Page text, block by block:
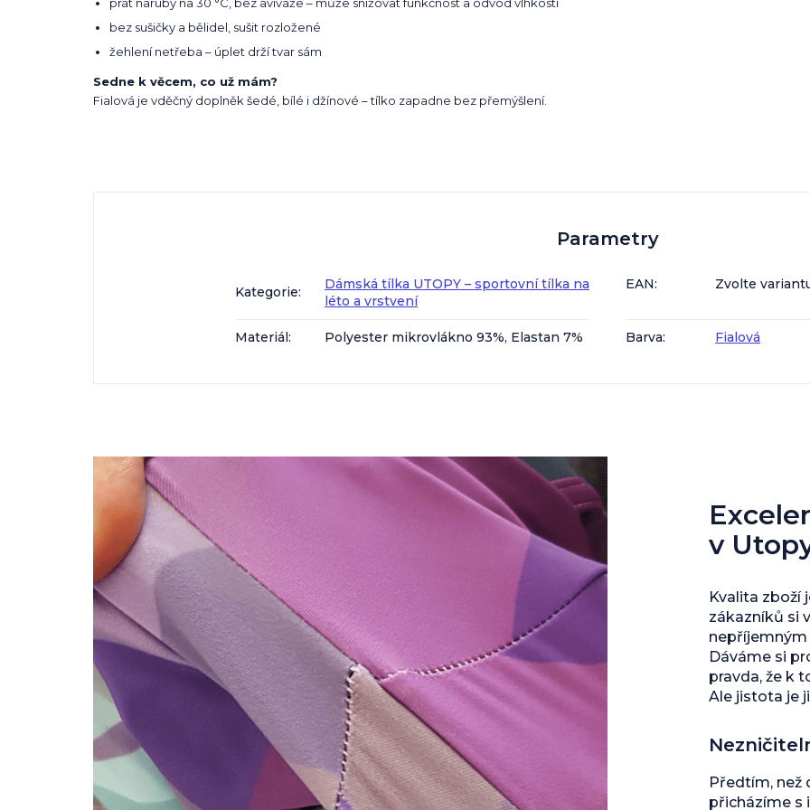
bez sušičky a bělidel, sušit rozložené
žehlení netřeba – úplet drží tvar sám
Sedne k věcem, co už mám?
Fialová je vděčný doplněk šedé, bílé i džínové – tílko zapadne bez přemýšlení.
Parametry
Kategorie:
Dámská tílka UTOPY – sportovní tílka na
léto a vrstvení
EAN: Zvolte
Materiál: Polyester mikrovlákno 93%, Elastan 7% Barva: Fialová
v
Kvalita zboží
zákazníků si
Dáváme si
pravda, že k
Ale jistota je
Předtím, než
přicházíme s